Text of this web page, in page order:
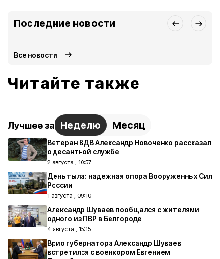
Последние новости
Все новости
Читайте также
Лучшее за Неделю Месяц
Ветеран ВДВ Александр Новоченко рассказал
о десантной службе
2 августа , 10:57
День тыла: надежная опора Вооруженных Сил
России
1 августа , 09:10
Александр Шуваев пообщался с жителями
одного из ПВР в Белгороде
4 августа , 15:15
Врио губернатора Александр Шуваев
встретился с военкором Евгением